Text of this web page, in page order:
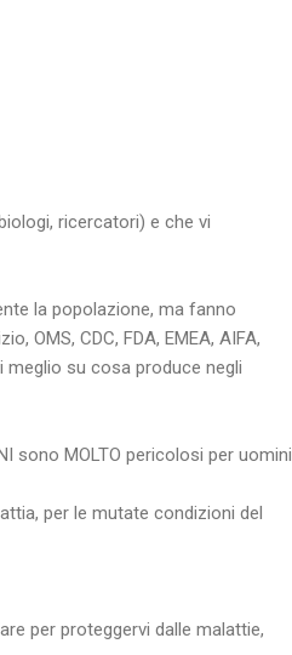
ricercatori) e che vi
la popolazione, ma fanno
OMS, CDC, FDA, EMEA, AIFA,
meglio su cosa produce negli
sono MOLTO pericolosi per uomini
per le mutate condizioni del
per proteggervi dalle malattie,